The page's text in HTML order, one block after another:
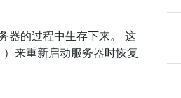
器的过程中生存下来。 这
）来重新启动服务器时恢复